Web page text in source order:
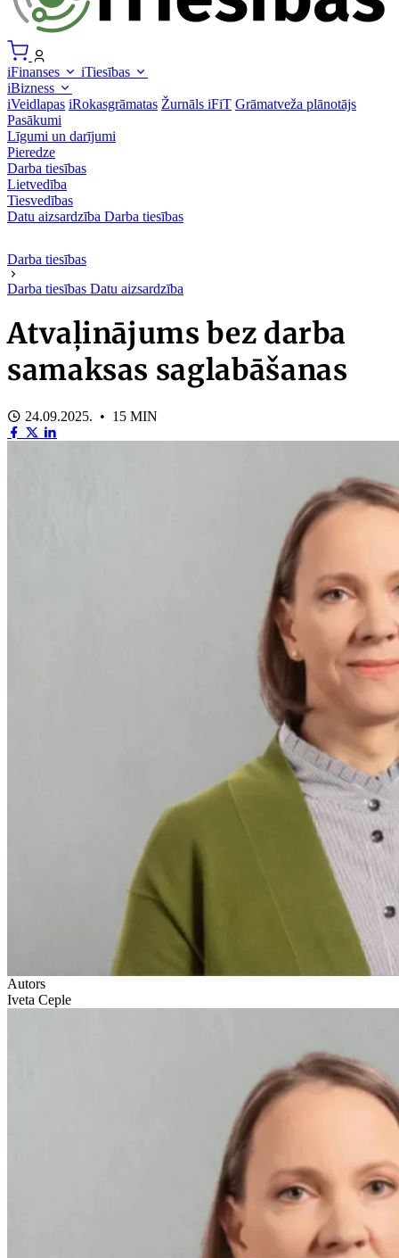
iFinanses
iTiesības
iBizness
iVeidlapas iRokasgrāmatas Žurnāls iFiT Grāmatveža plānotājs
Pasākumi
Līgumi un darījumi
Pieredze
Darba tiesības
Lietvedība
Tiesvedības
Datu aizsardzība Darba tiesības
Darba tiesības
Darba tiesības Datu aizsardzība
Atvaļinājums bez darba
samaksas saglabāšanas
24.09.2025. • 15 MIN
Autors
Iveta Ceple